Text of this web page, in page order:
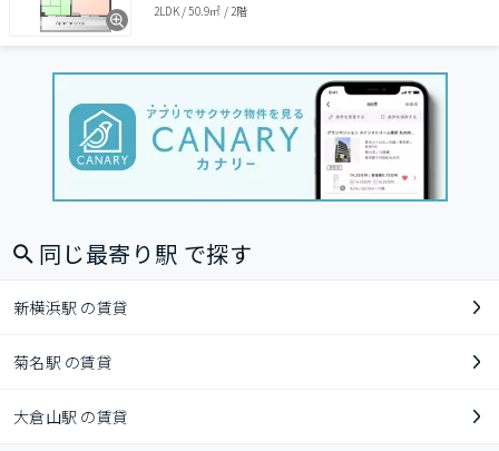
2LDK/50.9㎡ / 2階
同じ最寄り駅 で探す
新横浜駅 の賃貸
菊名駅 の賃貸
大倉山駅 の賃貸